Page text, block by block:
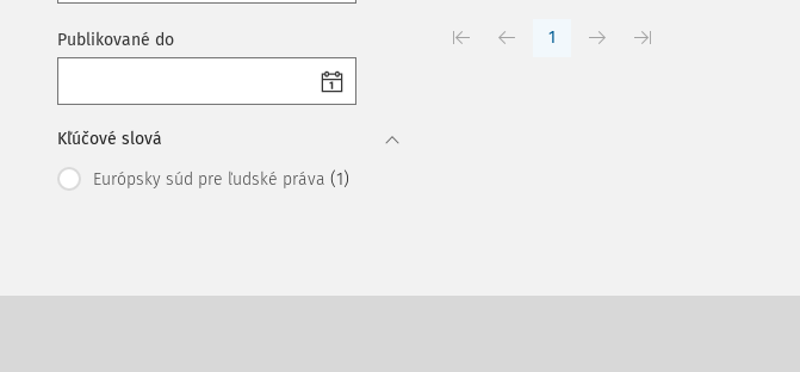
Publikované do
Kľúčové slová
Európsky súd pre ľudské práva (1)
1